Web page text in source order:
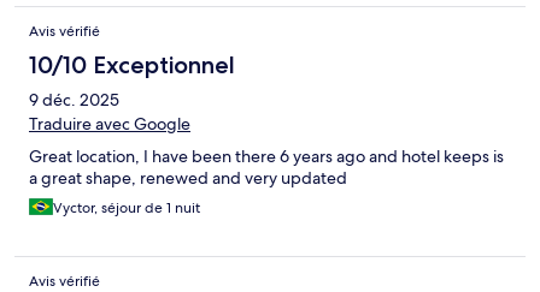
Avis vérifié
10/10 Exceptionnel
9 déc. 2025
Traduire avec Google
Great location, I have been there 6 years ago and hotel keeps is
a great shape, renewed and very updated
Vyctor, séjour de 1 nuit
Avis vérifié